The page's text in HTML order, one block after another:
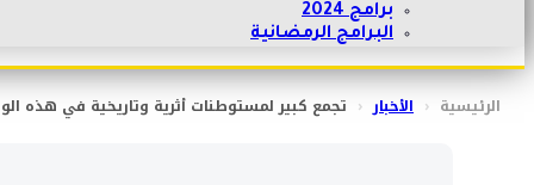
برامج 2024
البرامج الرمضانية
الرئيسية ‹ الأخبار ‹ تجمع كبير لمستوطنات أثرية وتاريخية في هذه